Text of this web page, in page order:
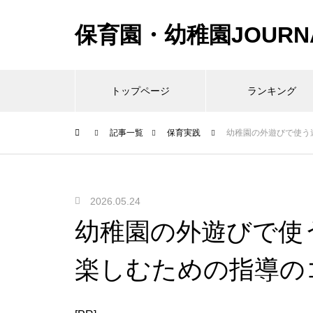
保育園・幼稚園
トップページ ランキング
記事一覧 保育実践 幼稚園の外遊びで使
2026.05.24
幼稚園の外遊びで
楽しむための指導の